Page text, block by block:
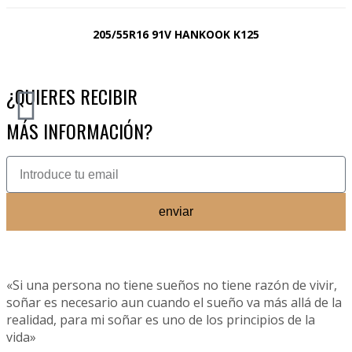
205/55R16 91V HANKOOK K125
¿QUIERES RECIBIR
MÁS INFORMACIÓN?
enviar
«Si una persona no tiene sueños no tiene razón de vivir,
soñar es necesario aun cuando el sueño va más allá de la
realidad, para mi soñar es uno de los principios de la
vida»